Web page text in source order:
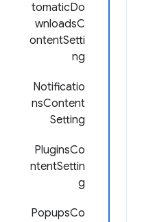
tomaticDo
wnloadsC
ontentSetti
ng
Notificatio
nsContent
Setting
PluginsCo
ntentSettin
g
PopupsCo